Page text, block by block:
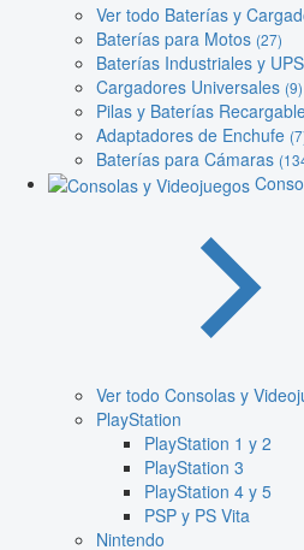
Ver todo Baterías y
Baterías para Motos (27)
Baterías Industriales y UPS
Cargadores Universales (9)
Pilas y Baterías
Adaptadores de Enchufe
Baterías para Cámaras
Ver todo Consolas y
PlayStation
PlayStation 1 y 2
PlayStation 3
PlayStation 4 y 5
PSP y PS Vita
Nintendo